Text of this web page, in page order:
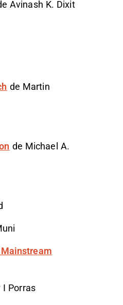
Avinash K. Dixit
de Martin
de Michael A.
Porras